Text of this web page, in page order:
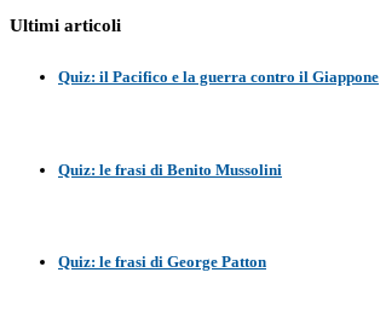
Ultimi articoli
Quiz: il Pacifico e la guerra contro il Giappone
Quiz: le frasi di Benito Mussolini
Quiz: le frasi di George Patton